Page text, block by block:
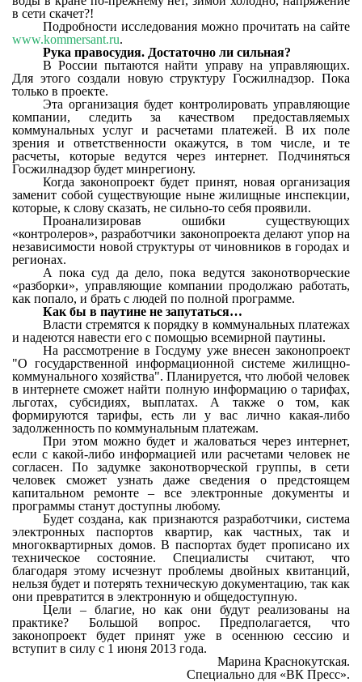
в сети скачет?!
Подробности исследования можно прочитать на сайте
www.kommersant.ru.
Рука правосудия. Достаточно ли сильная?
В России пытаются найти управу на управляющих.
Для этого создали новую структуру Госжилнадзор. Пока
только в проекте.
Эта организация будет контролировать управляющие
компании, следить за качеством предоставляемых
коммунальных услуг и расчетами платежей. В их поле
зрения и ответственности окажутся, в том числе, и те
расчеты, которые ведутся через интернет. Подчиняться
Госжилнадзор будет минрегиону.
Когда законопроект будет принят, новая организация
заменит собой существующие ныне жилищные инспекции,
которые, к слову сказать, не сильно-то себя проявили.
Проанализировав ошибки существующих
«контролеров», разработчики законопроекта делают упор на
независимости новой структуры от чиновников в городах и
регионах.
А пока суд да дело, пока ведутся законотворческие
«разборки», управляющие компании продолжаю работать,
как попало, и брать с людей по полной программе.
Как бы в паутине не запутаться…
Власти стремятся к порядку в коммунальных платежах
и надеются навести его с помощью всемирной паутины.
На рассмотрение в Госдуму уже внесен законопроект
"О государственной информационной системе жилищно-
коммунального хозяйства". Планируется, что любой человек
в интернете сможет найти полную информацию о тарифах,
льготах, субсидиях, выплатах. А также о том, как
формируются тарифы, есть ли у вас лично какая-либо
задолженность по коммунальным платежам.
При этом можно будет и жаловаться через интернет,
если с какой-либо информацией или расчетами человек не
согласен. По задумке законотворческой группы, в сети
человек сможет узнать даже сведения о предстоящем
капитальном ремонте – все электронные документы и
программы станут доступны любому.
Будет создана, как признаются разработчики, система
электронных паспортов квартир, как частных, так и
многоквартирных домов. В паспортах будет прописано их
техническое состояние. Специалисты считают, что
благодаря этому исчезнут проблемы двойных квитанций,
нельзя будет и потерять техническую документацию, так как
они превратится в электронную и общедоступную.
Цели – благие, но как они будут реализованы на
практике? Большой вопрос. Предполагается, что
законопроект будет принят уже в осеннюю сессию и
вступит в силу с 1 июня 2013 года.
Марина Краснокутская.
Специально для «ВК Пресс».